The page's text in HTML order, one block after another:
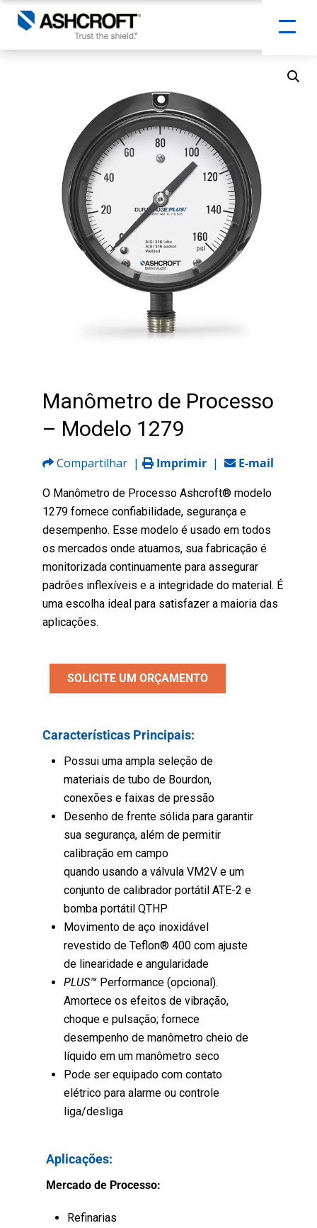
Manômetro de Processo
– Modelo 1279
Compartilhar | Imprimir | E-mail
O Manômetro de Processo Ashcroft® modelo
1279 fornece confiabilidade, segurança e
desempenho. Esse modelo é usado em todos
os mercados onde atuamos, sua fabricação é
monitorizada continuamente para assegurar
padrões inflexíveis e a integridade do material. É
uma escolha ideal para satisfazer a maioria das
aplicações.
SOLICITE UM ORÇAMENTO
Características Principais:
Possui uma ampla seleção de
materiais de tubo de Bourdon,
conexões e faixas de pressão
Desenho de frente sólida para garantir
sua segurança, além de permitir
calibração em campo
quando usando a válvula VM2V e um
conjunto de calibrador portátil ATE-2 e
bomba portátil QTHP
Movimento de aço inoxidável
revestido de Teflon® 400 com ajuste
de linearidade e angularidade
PLUS™ Performance (opcional).
Amortece os efeitos de vibração,
choque e pulsação; fornece
desempenho de manômetro cheio de
líquido em um manômetro seco
Pode ser equipado com contato
elétrico para alarme ou controle
liga/desliga
Aplicações:
Mercado de Processo:
Refinarias